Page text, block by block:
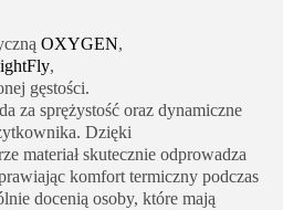
OXYGEN,
,
gęstości.
za sprężystość oraz dynamiczne
Dzięki
materiał skutecznie odprowadza
komfort termiczny podczas
docenią osoby, które mają